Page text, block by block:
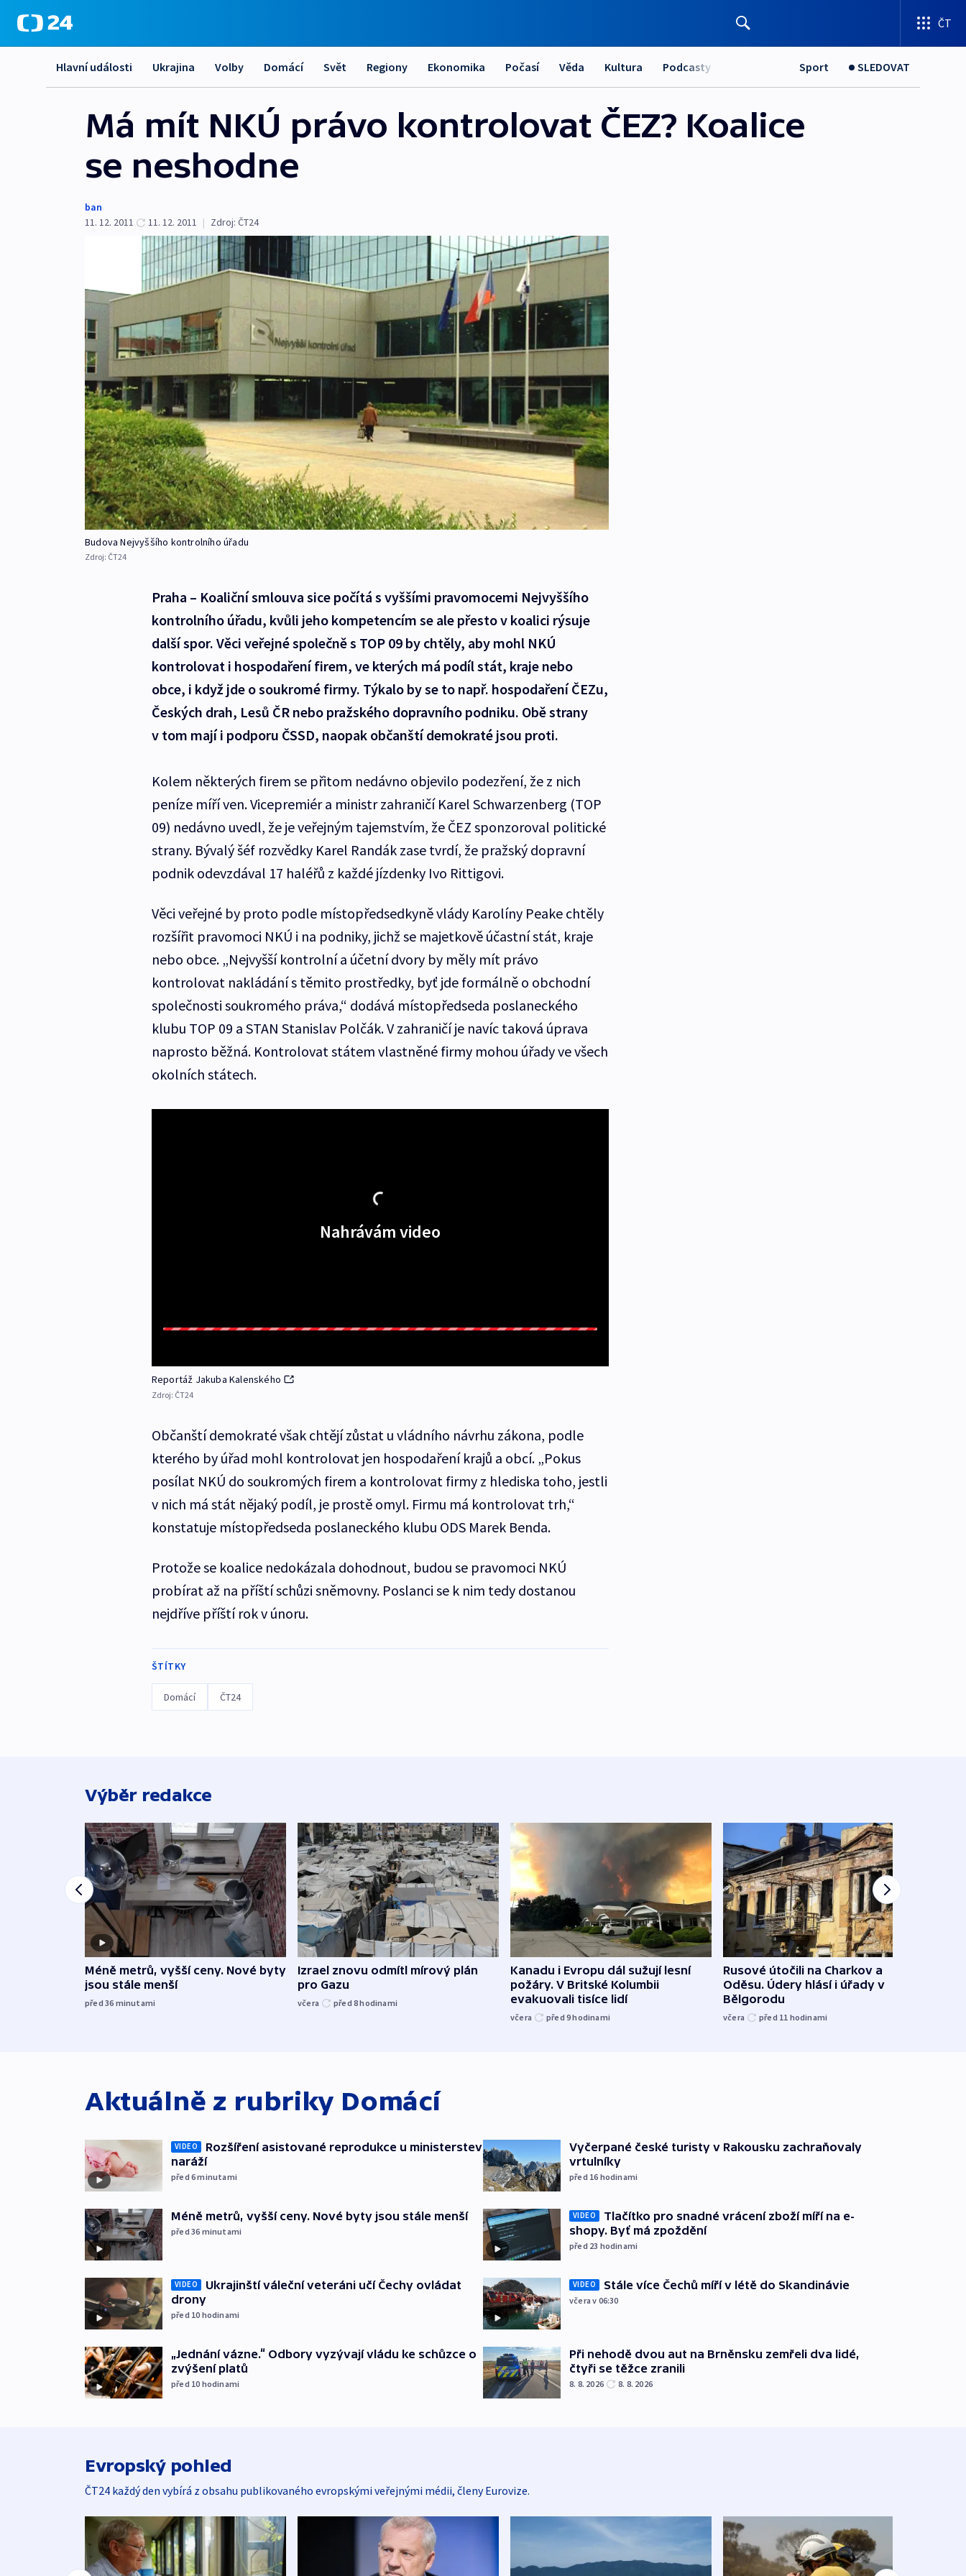
ČT
Hlavní události Ukrajina Volby Domácí Svět Regiony Ekonomika Počasí Věda Kultura Podcasty Sport SLEDOVAT
Má mít NKÚ právo kontrolovat ČEZ? Koalice
se neshodne
ban
11. 12. 2011
11. 12. 2011 | Zdroj: ČT24
Budova Nejvyššího kontrolního úřadu
Zdroj: ČT24
Praha – Koaliční smlouva sice počítá s vyššími pravomocemi Nejvyššího
kontrolního úřadu, kvůli jeho kompetencím se ale přesto v koalici rýsuje
další spor. Věci veřejné společně s TOP 09 by chtěly, aby mohl NKÚ
kontrolovat i hospodaření firem, ve kterých má podíl stát, kraje nebo
obce, i když jde o soukromé firmy. Týkalo by se to např. hospodaření ČEZu,
Českých drah, Lesů ČR nebo pražského dopravního podniku. Obě strany
v tom mají i podporu ČSSD, naopak občanští demokraté jsou proti.
Kolem některých firem se přitom nedávno objevilo podezření, že z nich
peníze míří ven. Vicepremiér a ministr zahraničí Karel Schwarzenberg (TOP
09) nedávno uvedl, že je veřejným tajemstvím, že ČEZ sponzoroval politické
strany. Bývalý šéf rozvědky Karel Randák zase tvrdí, že pražský dopravní
podnik odevzdával 17 haléřů z každé jízdenky Ivo Rittigovi.
Věci veřejné by proto podle místopředsedkyně vlády Karolíny Peake chtěly
rozšířit pravomoci NKÚ i na podniky, jichž se majetkově účastní stát, kraje
nebo obce. „Nejvyšší kontrolní a účetní dvory by měly mít právo
kontrolovat nakládání s těmito prostředky, byť jde formálně o obchodní
společnosti soukromého práva,“ dodává místopředseda poslaneckého
klubu TOP 09 a STAN Stanislav Polčák. V zahraničí je navíc taková úprava
naprosto běžná. Kontrolovat státem vlastněné firmy mohou úřady ve všech
okolních státech.
Nahrávám video
Reportáž Jakuba Kalenského
Zdroj: ČT24
Občanští demokraté však chtějí zůstat u vládního návrhu zákona, podle
kterého by úřad mohl kontrolovat jen hospodaření krajů a obcí. „Pokus
posílat NKÚ do soukromých firem a kontrolovat firmy z hlediska toho, jestli
v nich má stát nějaký podíl, je prostě omyl. Firmu má kontrolovat trh,“
konstatuje místopředseda poslaneckého klubu ODS Marek Benda.
Protože se koalice nedokázala dohodnout, budou se pravomoci NKÚ
probírat až na příští schůzi sněmovny. Poslanci se k nim tedy dostanou
nejdříve příští rok v únoru.
ŠTÍTKY
Domácí ČT24
Výběr redakce
Méně metrů, vyšší ceny. Nové byty
jsou stále menší
před 36 minutami
Izrael znovu odmítl mírový plán
pro Gazu
včera před 8hodinami
Kanadu i Evropu dál sužují lesní
požáry. V Britské Kolumbii
evakuovali tisíce lidí
včera před 9hodinami
Rusové útočili na Charkov a
Oděsu. Údery hlásí i úřady v
Bělgorodu
včera před 11 hodinami
Aktuálně z rubriky Domácí
VIDEO
Rozšíření asistované reprodukce u ministerstev
naráží
před 6minutami
Méně metrů, vyšší ceny. Nové byty jsou stále menší
před 36 minutami
VIDEO
Ukrajinští váleční veteráni učí Čechy ovládat
drony
před 10 hodinami
„Jednání vázne.“ Odbory vyzývají vládu ke schůzce o
zvýšení platů
před 10 hodinami
Vyčerpané české turisty v Rakousku zachraňovaly
vrtulníky
před 16 hodinami
VIDEO
Tlačítko pro snadné vrácení zboží míří na e-
shopy. Byť má zpoždění
před 23 hodinami
VIDEO Stále více Čechů míří v létě do Skandinávie
včera v 06:30
Při nehodě dvou aut na Brněnsku zemřeli dva lidé,
čtyři se těžce zranili
8. 8. 2026 8. 8. 2026
Evropský pohled
ČT24 každý den vybírá z obsahu publikovaného evropskými veřejnými médii, členy Eurovize.